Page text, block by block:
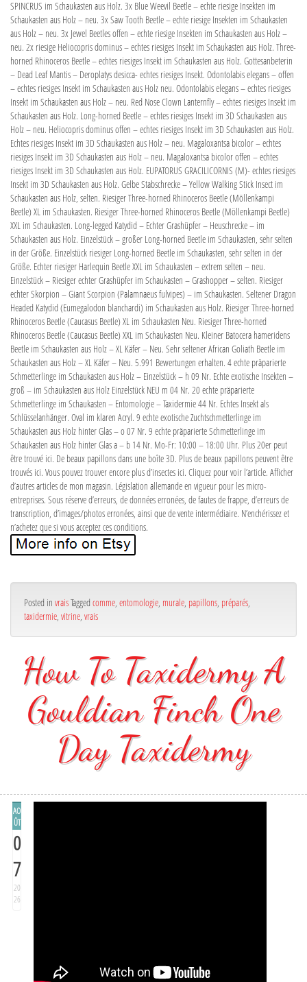
Posted in vraisTagged comme entomologie murale papillons préparés
taxidermie vitrine vrais
How To Taxidermy A
Gouldian Finch One
Day Taxidermy
AO
ÛT
0
7
20
26